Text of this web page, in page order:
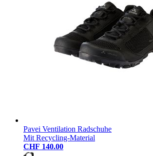
Pavei Ventilation Radschuhe
Mit Recycling-Material
CHF 140.00